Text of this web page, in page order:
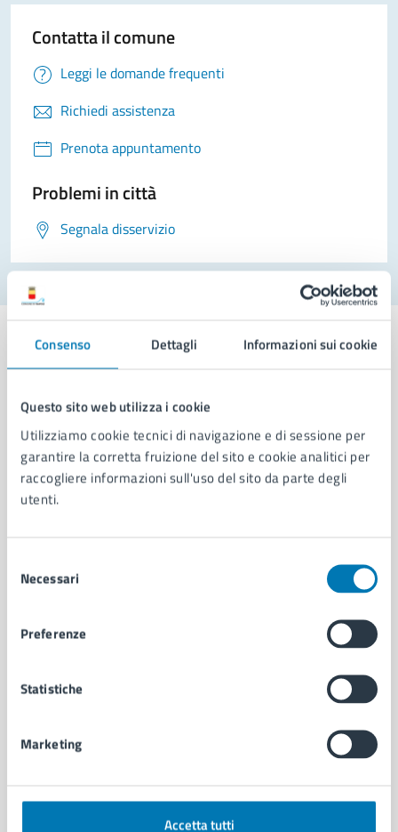
Consenso Dettagli Informazioni sui cookie
Questo sito web utilizza i cookie
Utilizziamo cookie tecnici di navigazione e di sessione per
garantire la corretta fruizione del sito e cookie analitici per
raccogliere informazioni sull'uso del sito da parte degli
utenti.
delNecessari
Preferenze
Statistiche
Marketing
Accetta tutti
Contatta il comune
Leggi le domande frequenti
Richiedi assistenza
Prenota appuntamento
Problemi in città
Segnala disservizio
Comune di Napoli
AMMINISTRAZIONE
Aree amministrative
Organi di governo
Enti e fondazioni
Politici
Documenti e dati
Ambiente
Cultura e tempo libero